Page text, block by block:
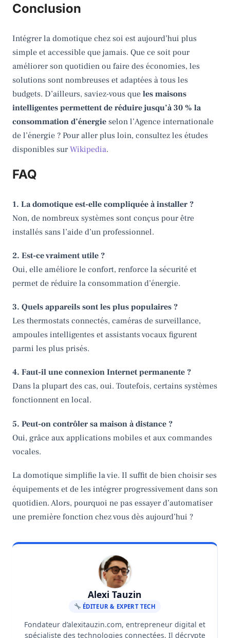
Conclusion
Intégrer la domotique chez soi est aujourd’hui plus
simple et accessible que jamais. Que ce soit pour
améliorer son quotidien ou faire des économies, les
solutions sont nombreuses et adaptées à tous les
budgets. D’ailleurs, saviez-vous que les maisons
intelligentes permettent de réduire jusqu’à 30 % la
consommation d’énergie selon l’Agence internationale
de l’énergie ? Pour aller plus loin, consultez les études
disponibles surWikipedia.
FAQ
1. La domotique est-elle compliquée à installer ?
Non, de nombreux systèmes sont conçus pour être
installés sans l’aide d’un professionnel.
2. Est-ce vraiment utile ?
Oui, elle améliore le confort, renforce la sécurité et
permet de réduire la consommation d’énergie.
3. Quels appareils sont les plus populaires ?
Les thermostats connectés, caméras de surveillance,
ampoules intelligentes et assistants vocaux figurent
parmi les plus prisés.
4. Faut-il une connexion Internet permanente ?
Dans la plupart des cas, oui. Toutefois, certains systèmes
fonctionnent en local.
5. Peut-on contrôler sa maison à distance ?
Oui, grâce aux applications mobiles et aux commandes
vocales.
La domotique simplifie la vie. Il suffit de bien choisir ses
équipements et de les intégrer progressivement dans son
quotidien. Alors, pourquoi ne pas essayer d’automatiser
une première fonction chez vous dès aujourd’hui ?
Alexi Tauzin
ÉDITEUR & EXPERT TECH
Fondateur d’alexitauzin.com, entrepreneur digital et
spécialiste des technologies connectées. Il décrypte